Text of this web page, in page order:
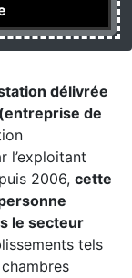
délivrée
de
l’exploitant
2006, cette
le secteur
tels